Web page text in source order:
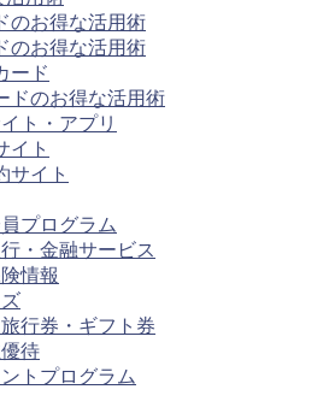
のお得な活用術
のお得な活用術
ード
ドのお得な活用術
ト・アプリ
イト
サイト
プログラム
・金融サービス
情報
行券・ギフト券
待
トプログラム